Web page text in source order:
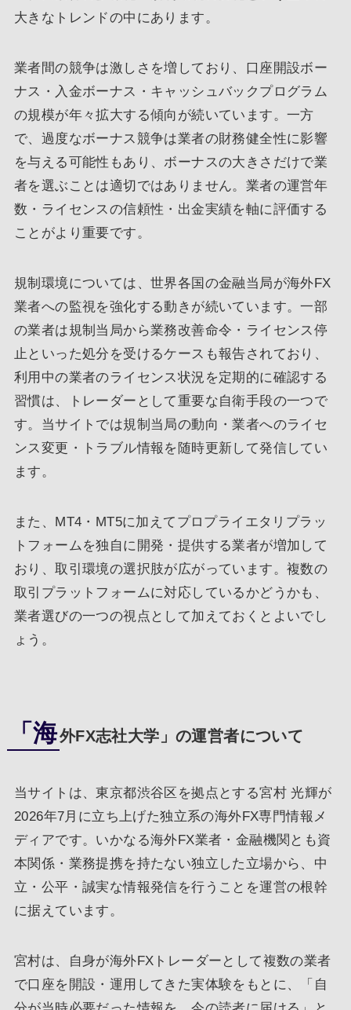
大きなトレンドの中にあります。
業者間の競争は激しさを増しており、口座開設ボー
ナス・入金ボーナス・キャッシュバックプログラム
の規模が年々拡大する傾向が続いています。一方
で、過度なボーナス競争は業者の財務健全性に影響
を与える可能性もあり、ボーナスの大きさだけで業
者を選ぶことは適切ではありません。業者の運営年
数・ライセンスの信頼性・出金実績を軸に評価する
ことがより重要です。
規制環境については、世界各国の金融当局が海外FX
業者への監視を強化する動きが続いています。一部
の業者は規制当局から業務改善命令・ライセンス停
止といった処分を受けるケースも報告されており、
利用中の業者のライセンス状況を定期的に確認する
習慣は、トレーダーとして重要な自衛手段の一つで
す。当サイトでは規制当局の動向・業者へのライセ
ンス変更・トラブル情報を随時更新して発信してい
ます。
また、MT4・MT5に加えてプロプライエタリプラッ
トフォームを独自に開発・提供する業者が増加して
おり、取引環境の選択肢が広がっています。複数の
取引プラットフォームに対応しているかどうかも、
業者選びの一つの視点として加えておくとよいでし
ょう。
「海外FX志社大学」の運営者について
当サイトは、東京都渋谷区を拠点とする宮村 光輝が
2026年7月に立ち上げた独立系の海外FX専門情報メ
ディアです。いかなる海外FX業者・金融機関とも資
本関係・業務提携を持たない独立した立場から、中
立・公平・誠実な情報発信を行うことを運営の根幹
に据えています。
宮村は、自身が海外FXトレーダーとして複数の業者
で口座を開設・運用してきた実体験をもとに、「自